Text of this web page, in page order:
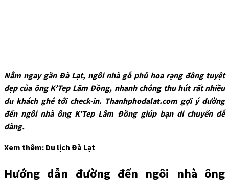
Nằm ngay gần Đà Lạt, ngôi nhà gỗ phủ hoa rạng đông tuyệt
đẹp của ông K’Tep Lâm Đồng, nhanh chóng thu hút rất nhiều
du khách ghé tới check-in. Thanhphodalat.com gợi ý đường
đến ngôi nhà ông K’Tep Lâm Đồng giúp bạn di chuyển dễ
dàng.
Xem thêm: Du lịch Đà Lạt
Hướng dẫn đường đến ngôi nhà ông